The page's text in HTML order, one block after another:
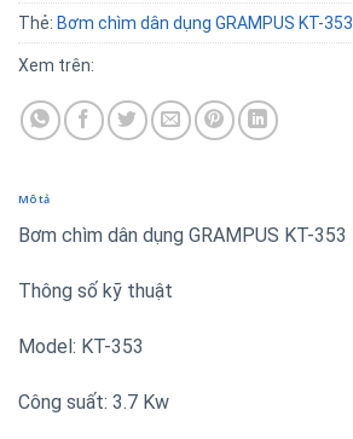
Thẻ: Bơm chìm dân dụng GRAMPUS KT-353
Xem trên:
Mô tả
Bơm chìm dân dụng GRAMPUS KT-353
Thông số kỹ thuật
Model: KT-353
Công suất: 3.7 Kw